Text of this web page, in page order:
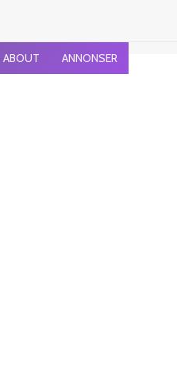
ABOUT ANNONSER